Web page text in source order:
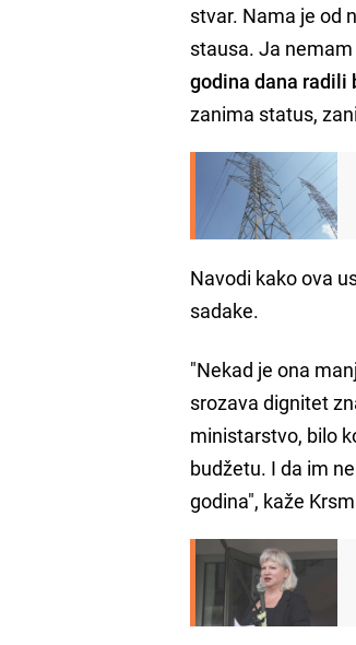
stvar. Nama je od
stausa. Ja
godina dana radili
zanima status,
Navodi kako ova
sadake.
"Nekad je ona
srozava dignitet
ministarstvo, bilo
budžetu. I da im
godina", kaže